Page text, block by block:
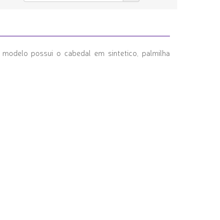
possui o cabedal em sintetico, palmilha